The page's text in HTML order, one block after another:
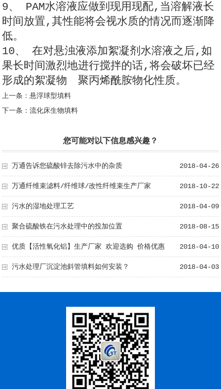
9、 PAM水溶液应做到现用现配,当溶解液长
时间放置,其性能将会视水质的情况而逐渐降
低。
10、 在对悬浊液添加絮凝剂水溶液之后,如
果长时间激烈地进行搅拌的话,将会破坏已经
形成的絮凝物 聚丙烯酰胺物化性质。
上一条：悬浮球型填料
下一条：流化床生物填料
您可能对以下信息感兴趣？
2018-04-26
万通告诉您硫酸锌去除污水中的杂质
2018-10-22
万通纤维束滤料/纤维球/改性纤维束生产厂家
2018-04-09
污水的湿地处理工艺
2018-08-15
聚合硫酸铁在污水处理中的投加位置
2018-04-10
优质【活性氧化铝】生产厂家 欢迎选购 价格优惠
2018-04-03
污水处理厂沉淀池斜管填料如何安装？